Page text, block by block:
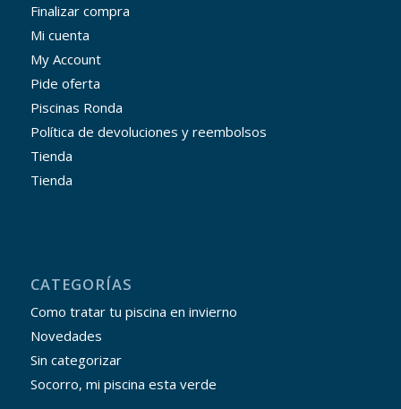
Finalizar compra
Mi cuenta
My Account
Pide oferta
Piscinas Ronda
Política de devoluciones y reembolsos
Tienda
Tienda
CATEGORÍAS
Como tratar tu piscina en invierno
Novedades
Sin categorizar
Socorro, mi piscina esta verde